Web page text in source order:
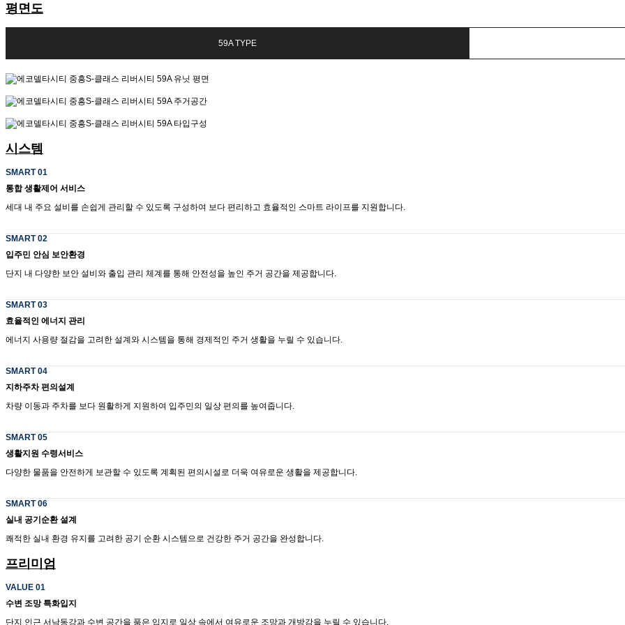
평면도
59A TYPE
시스템
SMART 01
통합 생활제어 서비스
세대 내 주요 설비를 손쉽게 관리할 수 있도록 구성하여 보다 편리하고 효율적인 스마트 라이프를 지원합니다.
SMART 02
입주민 안심 보안환경
단지 내 다양한 보안 설비와 출입 관리 체계를 통해 안전성을 높인 주거 공간을 제공합니다.
SMART 03
효율적인 에너지 관리
에너지 사용량 절감을 고려한 설계와 시스템을 통해 경제적인 주거 생활을 누릴 수 있습니다.
SMART 04
지하주차 편의설계
차량 이동과 주차를 보다 원활하게 지원하여 입주민의 일상 편의를 높여줍니다.
SMART 05
생활지원 수령서비스
다양한 물품을 안전하게 보관할 수 있도록 계획된 편의시설로 더욱 여유로운 생활을 제공합니다.
SMART 06
실내 공기순환 설계
쾌적한 실내 환경 유지를 고려한 공기 순환 시스템으로 건강한 주거 공간을 완성합니다.
프리미엄
VALUE 01
수변 조망 특화입지
단지 인근 서낙동강과 수변 공간을 품은 입지로 일상 속에서 여유로운 조망과 개방감을 누릴 수 있습니다.